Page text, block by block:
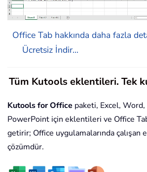
Office Tab hakkında daha fazla
Ücretsiz İndir...
Tüm Kutools eklentileri. Tek
Kutools for Office paketi, Excel,
PowerPoint için eklentileri ve Office
getirir; Office uygulamalarında çalışan
çözümdür.